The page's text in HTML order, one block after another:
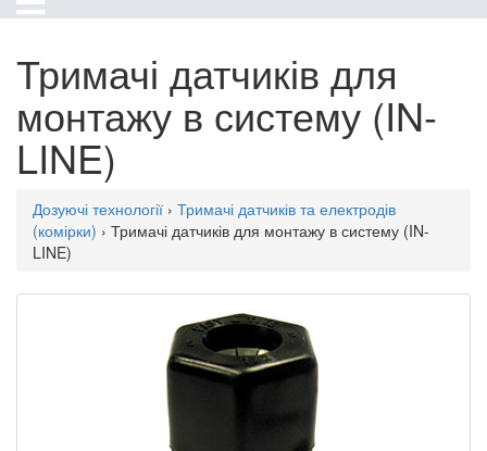
Тримачі датчиків для
монтажу в систему (IN-
LINE)
Дозуючі технології › Тримачі датчиків та електродів
(комірки) › Тримачі датчиків для монтажу в систему (IN-
LINE)